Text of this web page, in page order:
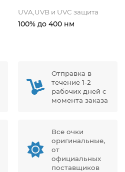
UVA,UVB и UVC защита
100% до 400 нм
Отправка в
течение 1-2
рабочих дней с
момента заказа
Все очки
оригинальные,
от
официальных
поставщиков